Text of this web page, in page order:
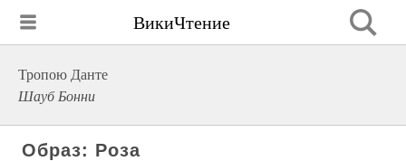
ВикиЧтение
Тропою Данте
Шауб Бонни
Образ: Роза